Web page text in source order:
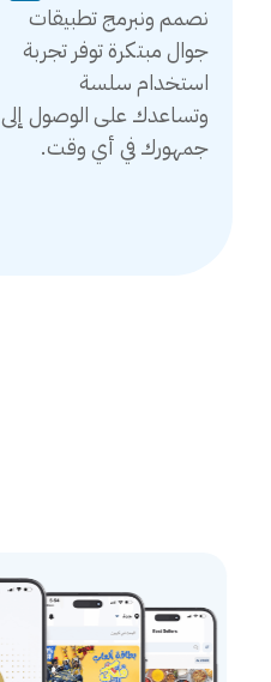
نصمم ونبرمج تطبيقات
جوال مبتكرة توفر تجربة
استخدام سلسة
وتساعدك على الوصول إلى
جمهورك في أي وقت.